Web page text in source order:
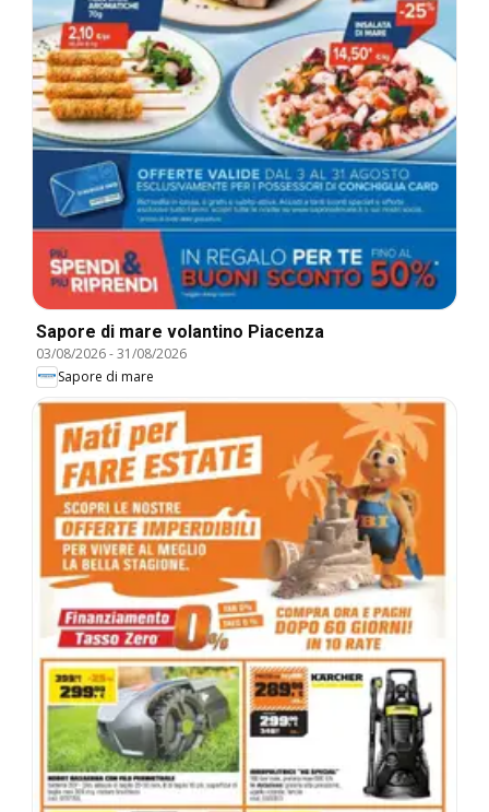
Sapore di mare volantino Piacenza
03/08/2026-31/08/2026
Sapore di mare